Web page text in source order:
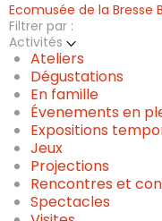
Ecomusée de la Bresse
Filtrer par :
Activités
Ateliers
Dégustations
En famille
Évenements en
Expositions
Jeux
Projections
Rencontres et
Spectacles